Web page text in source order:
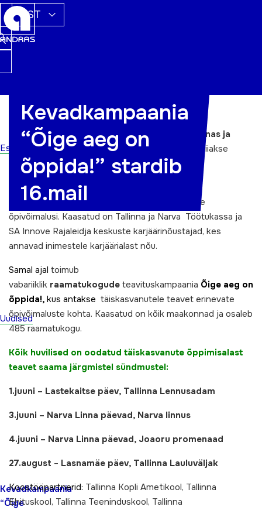
EST
Esileht
Uudised
Kevadkampaania
“Õige
Kevadkampaania
“Õige aeg on
õppida!” stardib
16.mail
16.05 – 04.06toimuvad piirkondlikud
kevadkampaaniadÕige aeg on õppida!
Tallinnas ja
Narvas. Kampaaniad on kakskeelsed. Tallinnas viiakse
kampaania läbi Põhja-Tallinnas ja Lasnamäel.
Koostöös kutseõppeasutuste ja täiskasvanute
gümnaasiumitega tutvustatakse täiskasvanutele
õpivõimalusi. Kaasatud on Tallinna ja Narva Töötukassa ja
SA Innove Rajaleidja keskuste karjäärinõustajad, kes
annavad inimestele karjäärialast nõu.
Samal ajal toimub
vabariiklik raamatukogude teavituskampaania Õige aeg on
õppida!, kus antakse täiskasvanutele teavet erinevate
õpivõimaluste kohta. Kaasatud on kõik maakonnad ja osaleb
485 raamatukogu.
Kõik huvilised on oodatud täiskasvanute õppimisalast
teavet saama järgmistel sündmustel:
1.juuni – Lastekaitse päev, Tallinna Lennusadam
3.juuni – Narva Linna päevad, Narva linnus
4.juuni – Narva Linna päevad, Joaoru promenaad
27.august – Lasnamäe päev, Tallinna Lauluväljak
Koostööpartnerid: Tallinna Kopli Ametikool, Tallinna
Ehituskool, Tallinna Teeninduskool, Tallinna